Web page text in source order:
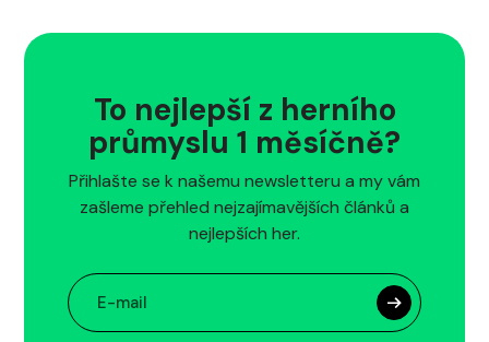
To nejlepší z herního
průmyslu 1 měsíčně?
Přihlašte se k našemu newsletteru a my vám
zašleme přehled nejzajímavějších článků a
nejlepších her.